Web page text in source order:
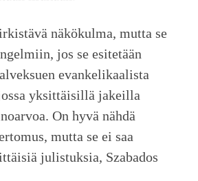
näkökulma, mutta se
jos se esitetään
evankelikaalista
yksittäisillä jakeilla
On hyvä nähdä
mutta se ei saa
julistuksia, Szabados